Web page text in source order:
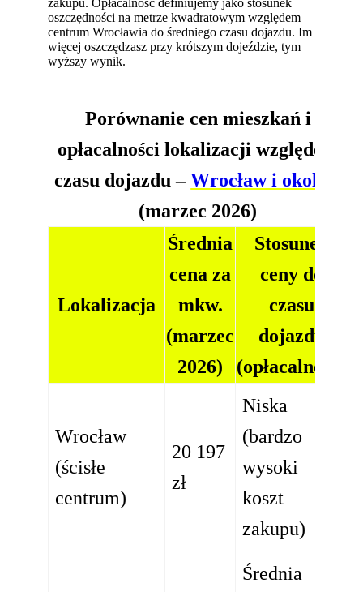
zakupu. Opłacalność definiujemy jako stosunek
oszczędności na metrze kwadratowym względem
centrum Wrocławia do średniego czasu dojazdu. Im
więcej oszczędzasz przy krótszym dojeździe, tym
wyższy wynik.
Porównanie cen mieszkań i
opłacalności lokalizacji względem
czasu dojazdu –Wrocław i okolice
(marzec 2026)
Lokalizacja
Średnia
cena za
mkw.
(marzec
2026)
Stosunek
ceny do
czasu
dojazdu
(opłacalność)
Wrocław
(ścisłe
centrum)
20 197
zł
Niska
(bardzo
wysoki
koszt
zakupu)
Średnia